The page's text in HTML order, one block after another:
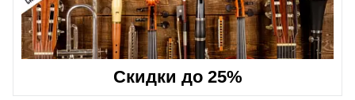
Скидки до 25%